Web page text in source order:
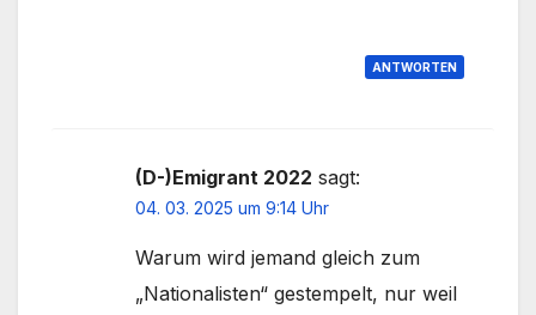
ANTWORTEN
(D-)Emigrant 2022 sagt:
04. 03. 2025 um 9:14 Uhr
Warum wird jemand gleich zum
„Nationalisten“ gestempelt, nur weil